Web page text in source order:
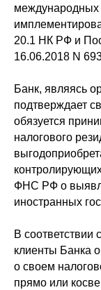
международных
20.1 НК РФ и
16.06.2018 N
Банк, являясь
подтверждает
обязуется
налогового
ФНС РФ о
иностранных
В соответствии
клиенты Банка
о своем
прямо или